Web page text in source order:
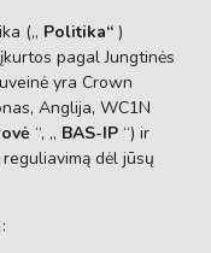
(„ Politika“ )
pagal Jungtinės
yra Crown
Anglija, WC1N
“, „ BAS-IP “) ir
dėl jūsų
: